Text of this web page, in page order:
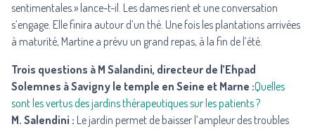
sentimentales.» lance-t-il. Les dames rient et une conversation
s’engage. Elle finira autour d’un thé. Une fois les plantations arrivées
à maturité, Martine a prévu un grand repas, à la fin de l’été.
Trois questions à M Salandini, directeur de l’Ehpad
Solemnes à Savigny le temple en Seine et Marne :Quelles
sont les vertus des jardins thérapeutiques sur les patients ?
M. Salendini : Le jardin permet de baisser l’ampleur des troubles